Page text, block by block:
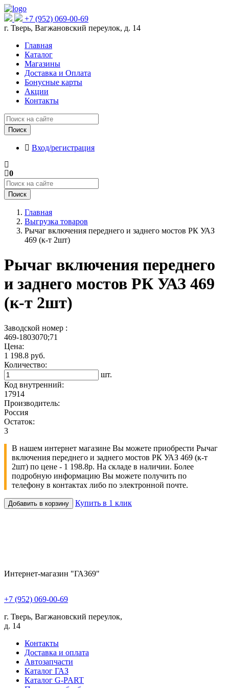
+7 (952) 069-00-69
г. Тверь, Вагжановский переулок, д. 14
Главная
Каталог
Магазины
Доставка и Оплата
Бонусные карты
Акции
Контакты
Поиск
Вход/регистрация
0
Поиск
Главная
Выгрузка товаров
Рычаг включения переднего и заднего мостов РК УАЗ
469 (к-т 2шт)
Рычаг включения переднего
и заднего мостов РК УАЗ 469
(к-т 2шт)
Заводской номер :
469-1803070;71
Цена:
1 198.8 руб.
Количество:
шт.
Код внутренний:
17914
Производитель:
Россия
Остаток:
3
В нашем интернет магазине Вы можете приобрести Рычаг
включения переднего и заднего мостов РК УАЗ 469 (к-т
2шт) по цене - 1 198.8р. На складе в наличии. Более
подробную информацию Вы можете получить по
телефону в контактах либо по электронной почте.
Добавить в корзину Купить в 1 клик
Интернет-магазин "ГАЗ69"
+7 (952) 069-00-69
г. Тверь, Вагжановский переулок,
д. 14
Контакты
Доставка и оплата
Автозапчасти
Каталог ГАЗ
Каталог G-PART